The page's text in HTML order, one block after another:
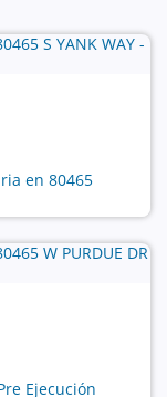
en 80465
Ejecución